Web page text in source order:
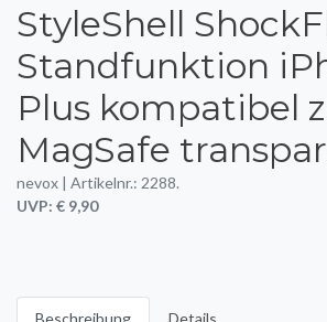
StyleShell
Standfunktion
Plus kompatibel
MagSafe
nevox | Artikelnr.: 2288.
UVP: € 9,90
Beschreibung Details